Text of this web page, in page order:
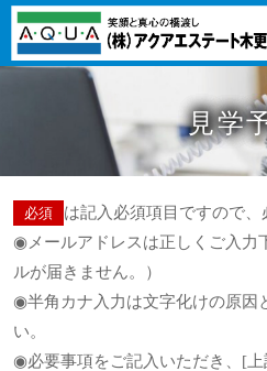
見学
必須
は記入必須項目ですので、
◉メールアドレスは正しくご入力
ルが届きません。）
◉半角カナ入力は文字化けの原因
い。
◉必要事項をご記入いただき、[